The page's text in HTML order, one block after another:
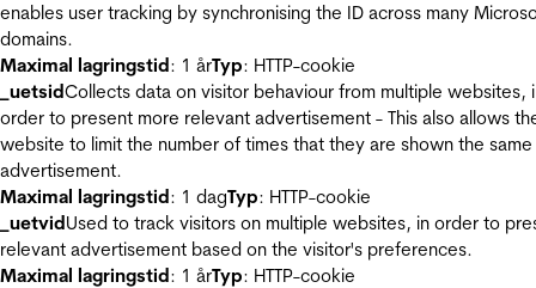
enables user tracking by synchronising the ID across many
domains.
Maximal lagringstid: 1 årTyp: HTTP-cookie
_uetsidCollects data on visitor behaviour from multiple websites,
order to present more relevant advertisement - This also allows
website to limit the number of times that they are shown the same
advertisement.
Maximal lagringstid: 1 dagTyp: HTTP-cookie
_uetvidUsed to track visitors on multiple websites, in order to
relevant advertisement based on the visitor's preferences.
Maximal lagringstid: 1 årTyp: HTTP-cookie